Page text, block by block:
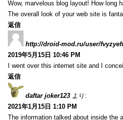
Wow, marvelous blog layout! How long
The overall look of your web site is
返信
http://droid-mod.ru/user/
2019年5月15日 10:46 PM
I went over this internet site and I
返信
daftar joker123 より:
2021年1月15日 1:10 PM
The information talked about inside the